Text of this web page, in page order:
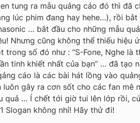
tung ra mẫu quảng cáo đó thì đã
lúc phim đang hay hehe…), rồi
… bắt đầu cho những mẫu
Nhưng cũng không thể thiếu hiệu
trong số đó như : “S-Fone, Nghe là
tinh khiết nhất của bạn” … đã
cáo là các bài hát lồng vào
luôn gây ra cơn sốt cho các fan mê
quả … Í chết tới giờ tui lên lớp rồi,
Slogan không nhỉ! Hãy thử đi!